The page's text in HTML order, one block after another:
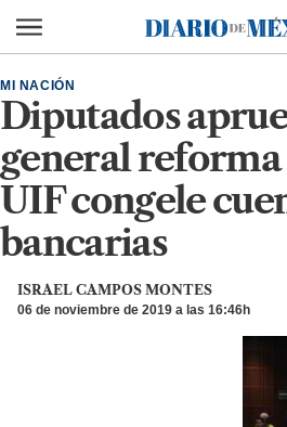
Diario de México
Diputados
general reforma
UIF congele
bancarias
MI NACIÓN
ISRAEL CAMPOS MONTES
06 de noviembre de 2019 a las 16:46h